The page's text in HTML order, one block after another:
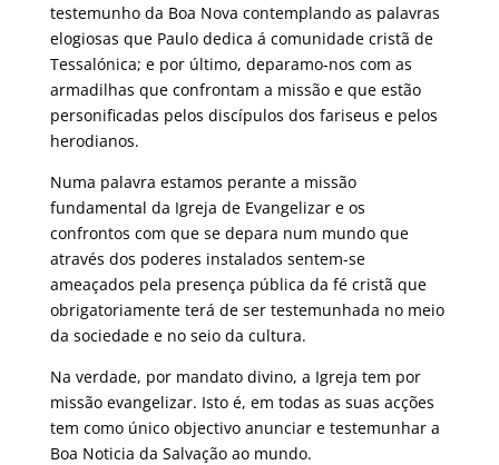
testemunho da Boa Nova contemplando as palavras
elogiosas que Paulo dedica á comunidade cristã de
Tessalónica; e por último, deparamo-nos com as
armadilhas que confrontam a missão e que estão
personificadas pelos discípulos dos fariseus e pelos
herodianos.
Numa palavra estamos perante a missão
fundamental da Igreja de Evangelizar e os
confrontos com que se depara num mundo que
através dos poderes instalados sentem-se
ameaçados pela presença pública da fé cristã que
obrigatoriamente terá de ser testemunhada no meio
da sociedade e no seio da cultura.
Na verdade, por mandato divino, a Igreja tem por
missão evangelizar. Isto é, em todas as suas acções
tem como único objectivo anunciar e testemunhar a
Boa Noticia da Salvação ao mundo.